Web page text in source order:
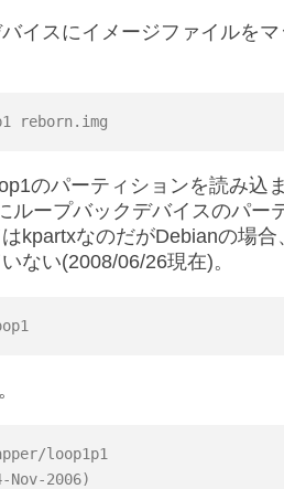
イスにイメージファイルを
reborn.img
のパーティションを読み込
ループバックデバイスのパー
kpartxなのだがDebianの場合
ない(2008/06/26現在)。
loop1p1
2006)